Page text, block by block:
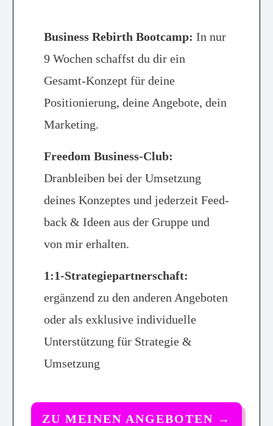
Business Rebirth Bootcamp: In nur
9 Wochen schaffst du dir ein
Gesamt-Konzept für deine
Positionierung, deine Angebote, dein
Marketing.
Freedom Business-Club:
Dranbleiben bei der Umsetzung
deines Konzeptes und jederzeit Feed-
back & Ideen aus der Gruppe und
von mir erhalten.
1:1-Strategiepartnerschaft:
ergänzend zu den anderen Angeboten
oder als exklusive individuelle
Unterstützung für Strategie &
Umsetzung
ZU MEINEN ANGEBOTEN →